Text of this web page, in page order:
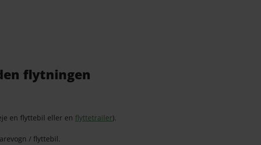
flytningen
en flyttebil eller enflyttetrailer).
/ flyttebil.